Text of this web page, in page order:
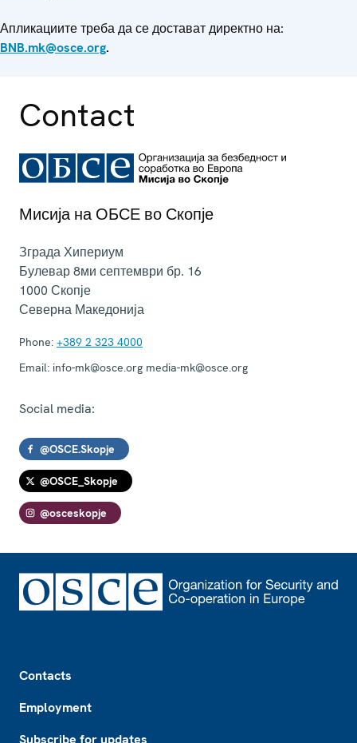
Апликациите треба да се достават директно на:
BNB.mk@osce.org.
Contact
Мисија на ОБСЕ во Скопје
Зграда Хипериум
Булевар 8ми септември бр. 16
1000 Скопје
Северна Македонија
Phone: +389 2 323 4000
Email: info-mk@osce.org media-mk@osce.org
Social media:
@OSCE.Skopje
@OSCE_Skopje
@osceskopje
Contacts
Employment
Subscribe for updates